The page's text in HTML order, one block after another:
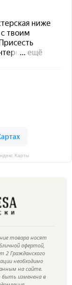
Карты
товара носят
офертой,
2 Гражданского
необходимо
на сайте.
быть изменена в